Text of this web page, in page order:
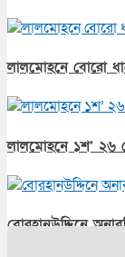
লালমোহনে বোরো
লালমোহনে ১শ’ ২৬
বোরহানউদ্দিনে